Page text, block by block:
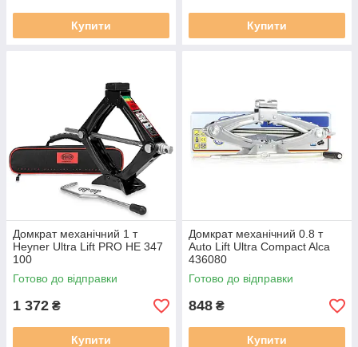
Купити Купити
Домкрат механічний 1 т
Heyner Ultra Lift PRO HE 347
100
Готово до відправки
1 372 ₴
Купити
Домкрат механічний 0.8 т
Auto Lift Ultra Compact Alca
436080
Готово до відправки
848 ₴
Купити